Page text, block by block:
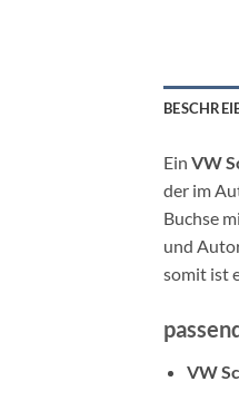
Ein VW
der im
Buchse
und
somit ist
VW